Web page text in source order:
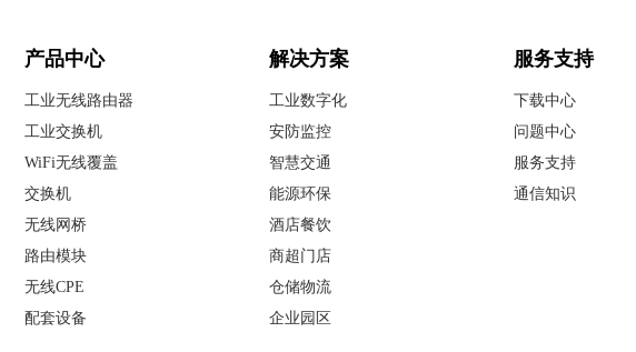
服务支持
下载中心
问题中心
服务支持
通信知识
解决方案
工业数字化
安防监控
智慧交通
能源环保
酒店餐饮
商超 门店
仓储物流
企业 园区
产品中心
工业无线路由器
工业交换机
WiFi无线覆盖
交换机
无线网桥
路由模块
无线CPE
配套设备